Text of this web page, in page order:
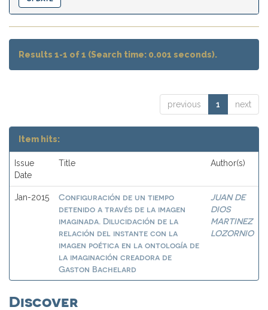
Results 1-1 of 1 (Search time: 0.001 seconds).
previous 1 next
Item hits:
Issue
Date
Title Author(s)
Jan-2015
Configuración de un tiempo
detenido a través de la imagen
imaginada. Dilucidación de la
relación del instante con la
imagen poética en la ontología de
la imaginación creadora de
Gaston Bachelard
JUAN DE
DIOS
MARTINEZ
LOZORNIO
Discover